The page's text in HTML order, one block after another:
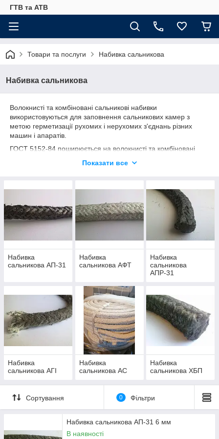
ГТВ та АТВ
Товари та послуги Набивка сальникова
Набивка сальникова
Волокнисті та комбіновані сальникові набивки
використовуються для заповнення сальникових камер з
метою герметизації рухомих і нерухомих з'єднань різних
машин і апаратів.
ГОСТ 5152-84 поширюється на волокнисті та комбіновані
сальникових камер для герметизації рухомих і нерухомих
перерізів. А в залежності від особливостей технологічного
процесу і способу виготовлення поділяються на кручені,
плетені та скачали сальникові набивки.
Всі сальникові набивки діляться на азбестові і безазбестові.
Азбестовмісні вироби в позначенні марки мають символ «А».
АС – набивка сальникова плетені суха.
АП – 31 – набивка сальникова плетені, просочена
екстрактів, графитизированная.
АПР – 31 – плетені, з латунної дротом, просочена
жировим антифрикційним складом на основі нафтових
екстрактів, графитизированная.
АФТ – плетені, просочена суспензією фторопласту з
тальком.
графітом, ингибированная.
ЛП, ЛППП, ПП - Луб'яний просочена жировим
Показати все
Набивка
сальникова АП-31
Набивка
сальникова АФТ
Набивка
сальникова
АПР-31
Набивка
сальникова АГІ
Набивка
сальникова АС
Набивка
сальникова ХБП
Сортування 0 Фільтри
Набивка сальникова АП-31 6 мм
В наявності